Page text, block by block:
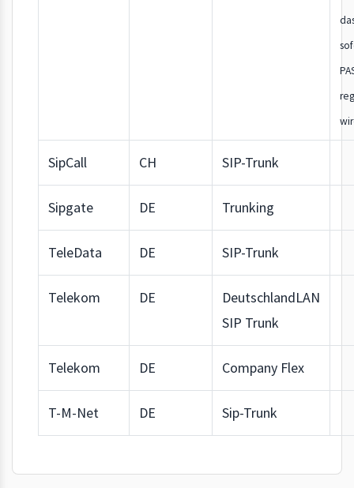
SipCall CH SIP-Trunk
Sipgate DE Trunking
TeleData DE SIP-Trunk
Telekom DE
DeutschlandLAN
SIP Trunk
Telekom DE Company Flex
T-M-Net DE Sip-Trunk